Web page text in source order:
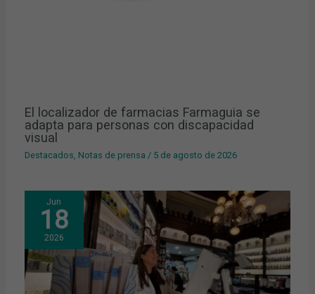
El localizador de farmacias Farmaguia se
adapta para personas con discapacidad
visual
Destacados, Notas de prensa / 5 de agosto de 2026
Jun
18
2026